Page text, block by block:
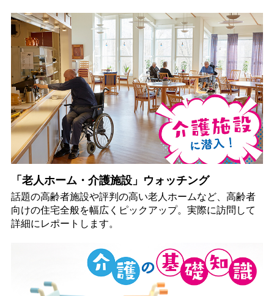
「老人ホーム・介護施設」ウォッチング
話題の高齢者施設や評判の高い老人ホームなど、高齢者
向けの住宅全般を幅広くピックアップ。実際に訪問して
詳細にレポートします。